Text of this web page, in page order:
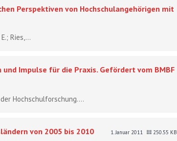
Perspektiven von Hochschulangehörigen mit
Ries,...
Impulse für die Praxis. Gefördert vom BMBF
Hochschulforschung....
von 2005 bis 2010 1. Januar 2011 250.55 KB